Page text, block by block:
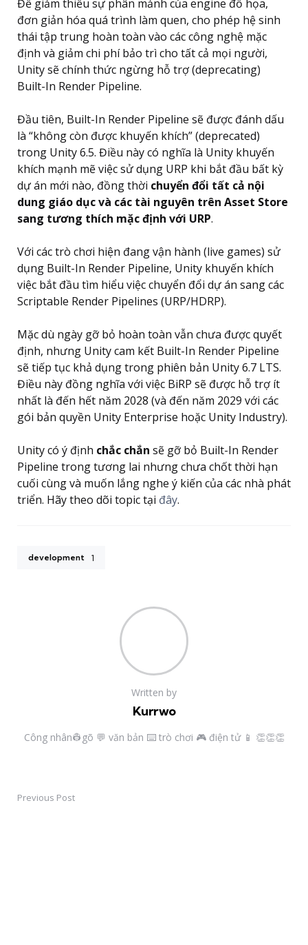
Để giảm thiểu sự phân mảnh của engine đồ họa,
đơn giản hóa quá trình làm quen, cho phép hệ sinh
thái tập trung hoàn toàn vào các công nghệ mặc
định và giảm chi phí bảo trì cho tất cả mọi người,
Unity sẽ chính thức ngừng hỗ trợ (deprecating)
Built-In Render Pipeline.
Đầu tiên, Built-In Render Pipeline sẽ được đánh dấu
là “không còn được khuyến khích” (deprecated)
trong Unity 6.5. Điều này có nghĩa là Unity khuyến
khích mạnh mẽ việc sử dụng URP khi bắt đầu bất kỳ
dự án mới nào, đồng thời chuyển đổi tất cả nội
dung giáo dục và các tài nguyên trên Asset Store
sang tương thích mặc định với URP.
Với các trò chơi hiện đang vận hành (live games) sử
dụng Built-In Render Pipeline, Unity khuyến khích
việc bắt đầu tìm hiểu việc chuyển đổi dự án sang các
Scriptable Render Pipelines (URP/HDRP).
Mặc dù ngày gỡ bỏ hoàn toàn vẫn chưa được quyết
định, nhưng Unity cam kết Built-In Render Pipeline
sẽ tiếp tục khả dụng trong phiên bản Unity 6.7 LTS.
Điều này đồng nghĩa với việc BiRP sẽ được hỗ trợ ít
nhất là đến hết năm 2028 (và đến năm 2029 với các
gói bản quyền Unity Enterprise hoặc Unity Industry).
Unity có ý định chắc chắn sẽ gỡ bỏ Built-In Render
Pipeline trong tương lai nhưng chưa chốt thời hạn
cuối cùng và muốn lắng nghe ý kiến của các nhà phát
triển. Hãy theo dõi topic tại đây.
development 1
Written by
Kurrwo
Công nhân👷gõ 💬 văn bản ⌨️ trò chơi 🎮 điện tử 📱 👏👏👏
PostPrevious Post